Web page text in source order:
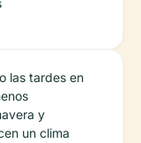
las tardes en
y
un clima